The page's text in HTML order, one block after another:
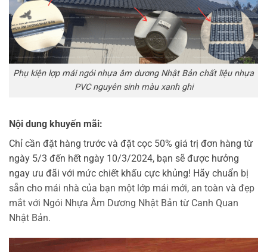
Phụ kiện lợp mái ngói nhựa âm dương Nhật Bản chất liệu nhựa
PVC nguyên sinh màu xanh ghi
Nội dung khuyến mãi:
Chỉ cần đặt hàng trước và đặt cọc 50% giá trị đơn hàng từ
ngày 5/3 đến hết ngày 10/3/2024, bạn sẽ được hưởng
ngay ưu đãi với mức chiết khấu cực khủng! Hãy chuẩn bị
sẵn cho mái nhà của bạn một lớp mái mới, an toàn và đẹp
mắt với Ngói Nhựa Âm Dương Nhật Bản từ Canh Quan
Nhật Bản.